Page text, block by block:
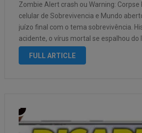
Zombie Alert crash ou Warning: Corpse
celular de Sobrevivencia e Mundo
juízo final com o tema sobrevivência.
acidente, o vírus mortal se espalhou do
humano infectado pelo vírus
FULL ARTICLE